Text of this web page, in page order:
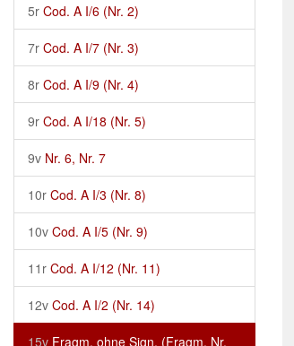
5r Cod. A I/6 (Nr. 2)
7r Cod. A I/7 (Nr. 3)
8r Cod. A I/9 (Nr. 4)
9r Cod. A I/18 (Nr. 5)
9v Nr. 6, Nr. 7
10r Cod. A I/3 (Nr. 8)
10v Cod. A I/5 (Nr. 9)
11r Cod. A I/12 (Nr. 11)
12v Cod. A I/2 (Nr. 14)
15v Fragm. ohne Sign. (Fragm. Nr.